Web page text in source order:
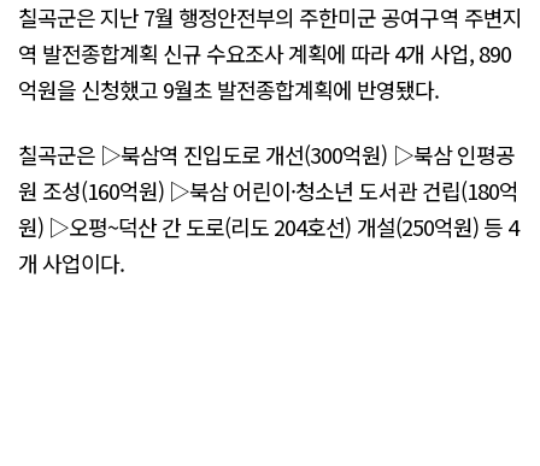
칠곡군은 지난 7월 행정안전부의 주한미군 공여구역 주변지
역 발전종합계획 신규 수요조사 계획에 따라 4개 사업, 890
억원을 신청했고 9월초 발전종합계획에 반영됐다.
칠곡군은 ▷북삼역 진입도로 개선(300억원) ▷북삼 인평공
원 조성(160억원) ▷북삼 어린이·청소년 도서관 건립(180억
원) ▷오평~덕산 간 도로(리도 204호선) 개설(250억원) 등 4
개 사업이다.